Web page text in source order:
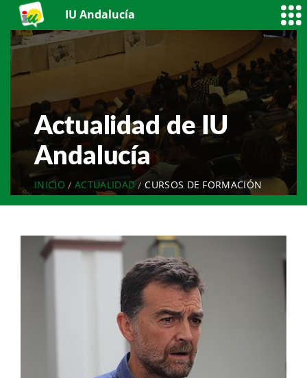
IU Andalucía
Actualidad de IU
Andalucía
INICIO ACTUALIDAD CURSOS DE FORMACIÓN